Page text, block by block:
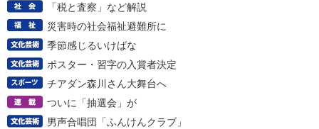
「税と査察」など解説
災害時の社会福祉避難所に
季節感じるいけばな
ポスター・習字の入賞者決定
チアダン森川さん大舞台へ
ついに「抽選会」が
男声合唱団「ふんけんクラブ」